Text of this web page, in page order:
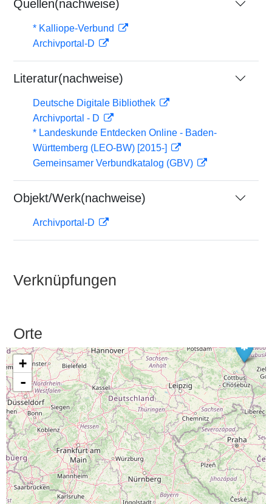
Quellen(nachweise)
* Kalliope-Verbund
Archivportal-D
Literatur(nachweise)
Deutsche Digitale Bibliothek
Archivportal - D
* Landeskunde Entdecken Online - Baden-
Württemberg (LEO-BW) [2015-]
Gemeinsamer Verbundkatalog (GBV)
Objekt/Werk(nachweise)
Archivportal-D
Verknüpfungen
Orte
+
-